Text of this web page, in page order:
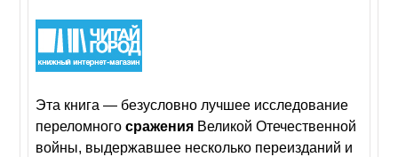
Эта книга — безусловно лучшее исследование
переломногосражения Великой Отечественной
войны, выдержавшее несколько переизданий и